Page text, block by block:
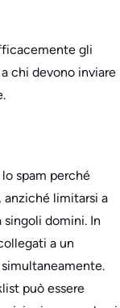
gli
chi devono inviare
spam perché
anziché limitarsi a
domini. In
a un
può essere